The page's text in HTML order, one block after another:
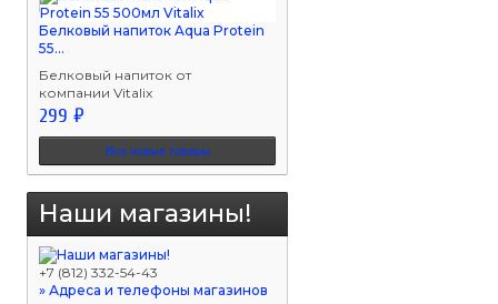
Белковый напиток Aqua Protein
55...
Белковый напиток от
компании Vitalix
299 ₽
Все новые товары
Наши магазины!
+7 (812) 332-54-43
» Адреса и телефоны магазинов